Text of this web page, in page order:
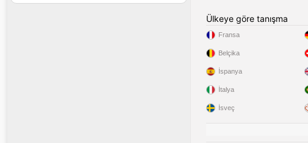
Ülkeye göre tanışma
Fransa
Belçika
İspanya
İtalya
İsveç